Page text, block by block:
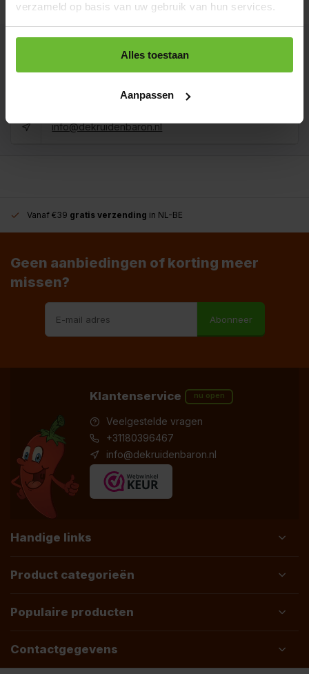
verzameld op basis van uw gebruik van hun services.
Alles toestaan
Aanpassen
Op voorraad
Totaal: €11,95
Kunnen we je helpen?
info@dekruidenbaron.nl
Vanaf €39 gratis verzending in NL-BE
Geen aanbiedingen of korting meer
missen?
Abonneer
Klantenservice nu open
Veelgestelde vragen
+31180396467
info@dekruidenbaron.nl
Handige links
Product categorieën
Populaire producten
Contactgegevens